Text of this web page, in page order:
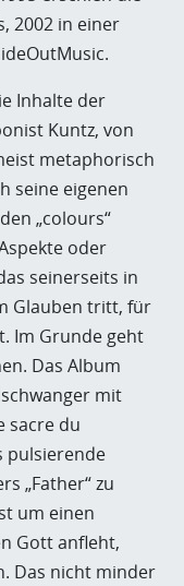
2002 in einer
Inhalte der
Kuntz, von
metaphorisch
seine eigenen
„colours“
oder
seinerseits in
Glauben tritt, für
Im Grunde geht
Das Album
mit
sacre du
pulsierende
„Father“ zu
um einen
Gott anfleht,
Das nicht minder